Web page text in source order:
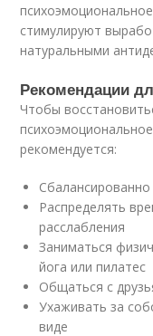
стимулируют
натуральными
Рекомендации
Чтобы
рекомендуется:
Распределять
расслабления
Заниматься
йога или пилатес
Общаться с
Ухаживать за
виде